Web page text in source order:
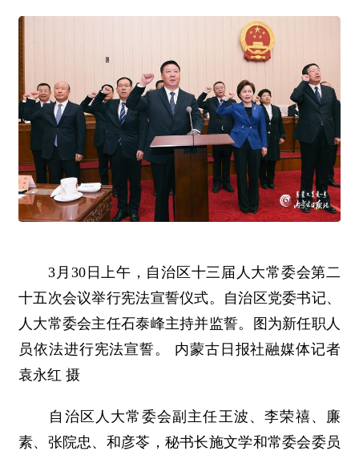
3月30日上午，自治区十三届人大常委会第二
十五次会议举行宪法宣誓仪式。自治区党委书记、
人大常委会主任石泰峰主持并监誓。图为新任职人
员依法进行宪法宣誓。 内蒙古日报社融媒体记者
袁永红 摄
自治区人大常委会副主任王波、李荣禧、廉
素、张院忠、和彦苓，秘书长施文学和常委会委员